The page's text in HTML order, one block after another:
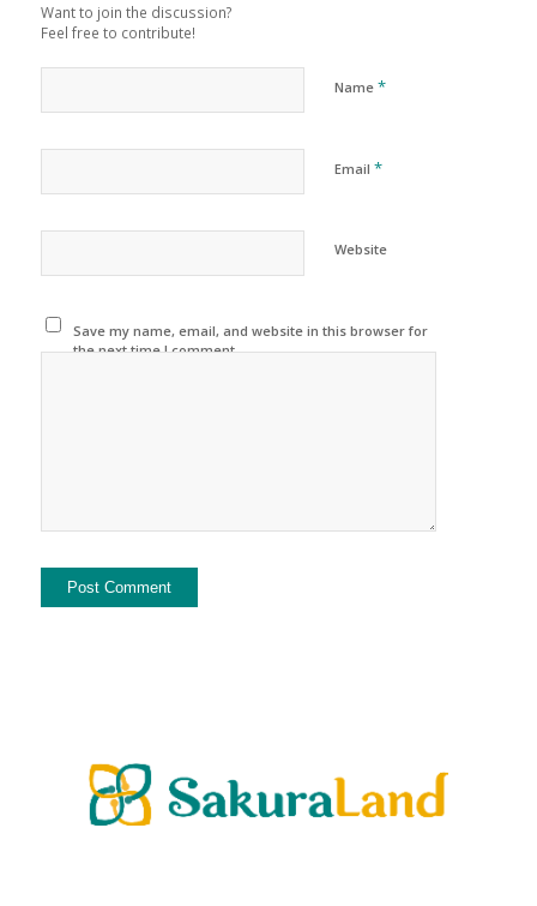
Want to join the discussion?
Feel free to contribute!
Name *
Email *
Website
Save my name, email, and website in this browser for
the next time I comment.